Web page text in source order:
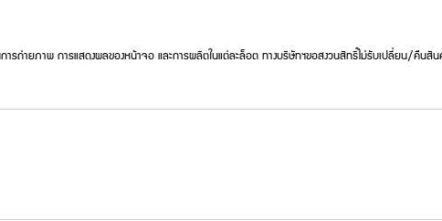
ารถ่ายภาพ การแสดงผลของหน้าจอ และการผลิตในแต่ละล็อต ทางบริษัทฯขอสงวนสิทธิ์ไม่รับเปลี่ยน/คืนสิน